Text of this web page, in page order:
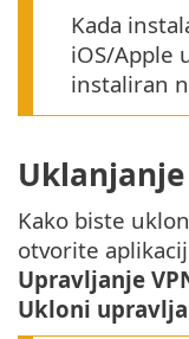
Kada
iOS/Apple
instaliran
Kako biste
otvorite
Upravljanje
Ukloni